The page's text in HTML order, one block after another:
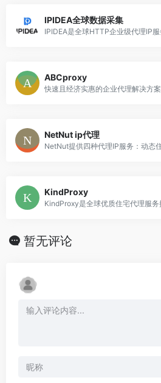
IPIDEA全球数据采集
ABCproxy
快速且经济实惠的企业代理解决方案
NetNut ip代理
KindProxy
暂无评论